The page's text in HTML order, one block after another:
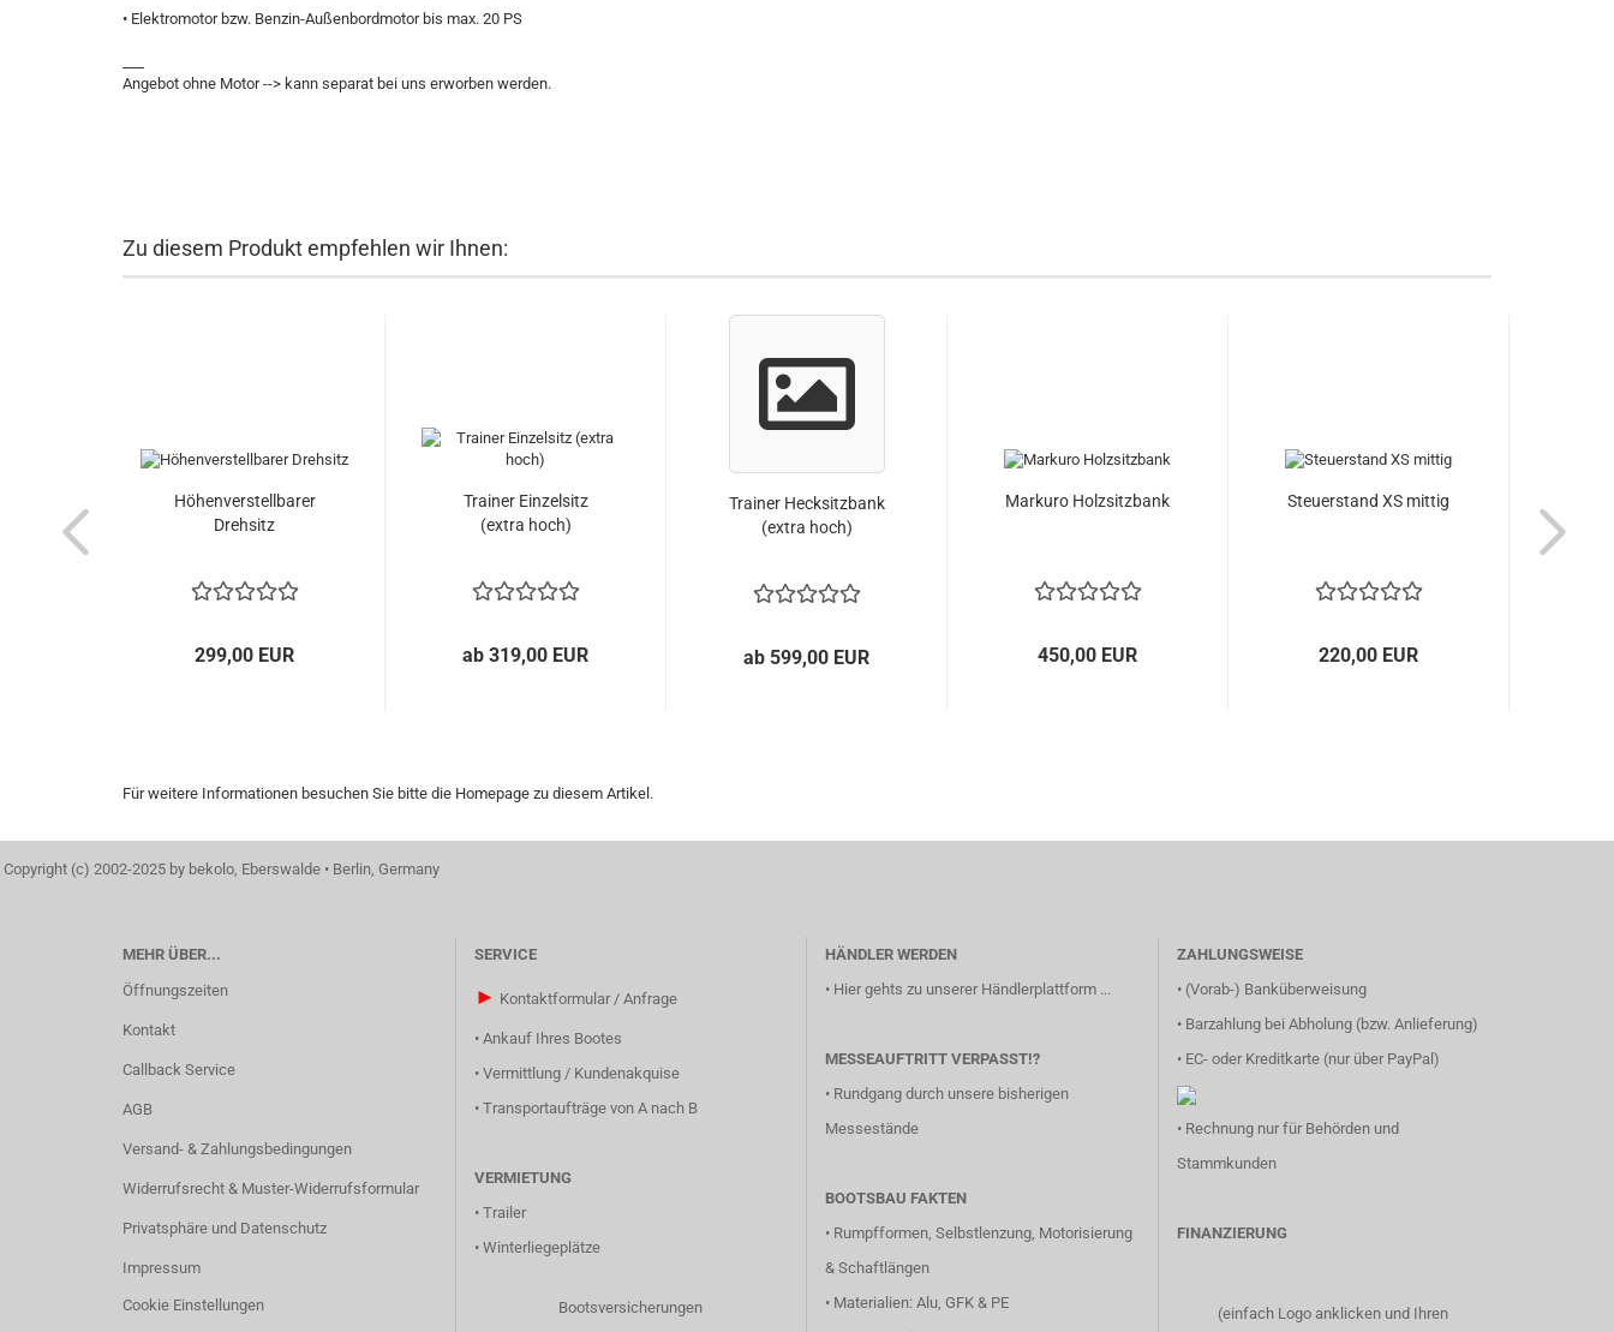
• Elektromotor bzw. Benzin-Außenbordmotor bis max. 20 PS
Angebot ohne Motor --> kann separat bei uns erworben werden.
Zu diesem Produkt empfehlen wir Ihnen:
Höhenverstellbarer
Drehsitz
299,00 EUR
Trainer Einzelsitz
(extra hoch)
ab 319,00 EUR
Trainer Hecksitzbank
(extra hoch)
ab 599,00 EUR
Markuro Holzsitzbank
450,00 EUR
Steuerstand XS mittig
220,00 EUR
Für weitere Informationen besuchen Sie bitte die Homepage zu diesem Artikel.
Copyright (c) 2002-2025 by bekolo, Eberswalde • Berlin, Germany
MEHR ÜBER...
Öffnungszeiten
Kontakt
Callback Service
AGB
Versand- & Zahlungsbedingungen
Widerrufsrecht & Muster-Widerrufsformular
Privatsphäre und Datenschutz
Impressum
Cookie Einstellungen
SERVICE
► Kontaktformular / Anfrage
• Ankauf Ihres Bootes
• Vermittlung / Kundenakquise
• Transportaufträge von A nach B
VERMIETUNG
• Trailer
• Winterliegeplätze
Bootsversicherungen
HÄNDLER WERDEN
• Hier gehts zu unserer Händlerplattform ...
MESSEAUFTRITT VERPASST!?
• Rundgang durch unsere bisherigen
Messestände
BOOTSBAU FAKTEN
• Rumpfformen, Selbstlenzung, Motorisierung
& Schaftlängen
• Materialien: Alu, GFK & PE
ZAHLUNGSWEISE
• (Vorab-) Banküberweisung
• Barzahlung bei Abholung (bzw. Anlieferung)
• EC- oder Kreditkarte (nur über PayPal)
• Rechnung nur für Behörden und
Stammkunden
FINANZIERUNG
(einfach Logo anklicken und Ihren